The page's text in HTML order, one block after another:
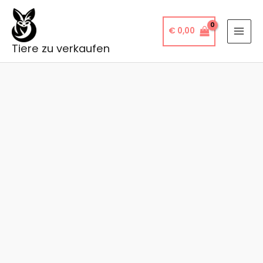
Zum
Inhalt
springen
Tiere zu verkaufen
€ 0,00